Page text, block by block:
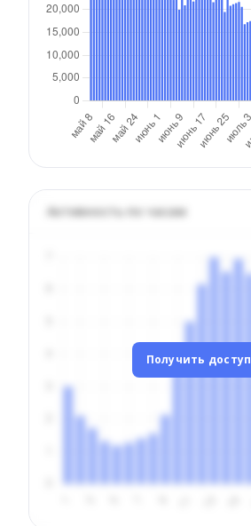
Активность по часам
Получить доступ